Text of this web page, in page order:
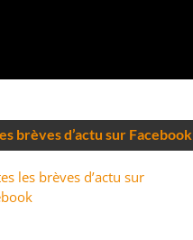
brèves d’actu sur Facebook
les brèves d’actu sur